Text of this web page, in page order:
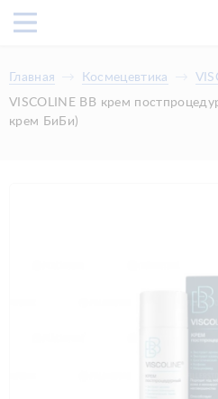
Главная Космецевтика
VISCOLINE BB крем
крем БиБи)